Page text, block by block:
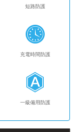
短路防護
充電時間防護
一級備用防護